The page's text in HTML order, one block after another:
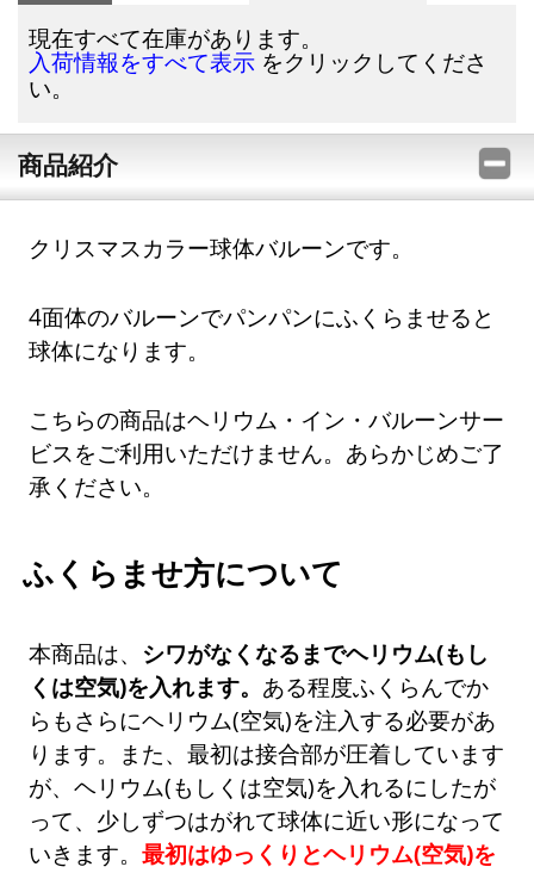
現在すべて在庫があります。
入荷情報をすべて表示 をクリックしてくださ
い。
商品紹介
クリスマスカラー球体バルーンです。
4面体のバルーンでパンパンにふくらませると
球体になります。
こちらの商品はヘリウム・イン・バルーンサー
ビスをご利用いただけません。あらかじめご了
承ください。
ふくらませ方について
本商品は、 シワがなくなるまでヘリウム(もし
くは空気)を入れます。 ある程度ふくらんでか
らもさらにヘリウム(空気)を注入する必要があ
ります。また、最初は接合部が圧着しています
が、ヘリウム(もしくは空気)を入れるにしたが
って、少しずつはがれて球体に近い形になって
いきます。最初はゆっくりとヘリウム(空気)を